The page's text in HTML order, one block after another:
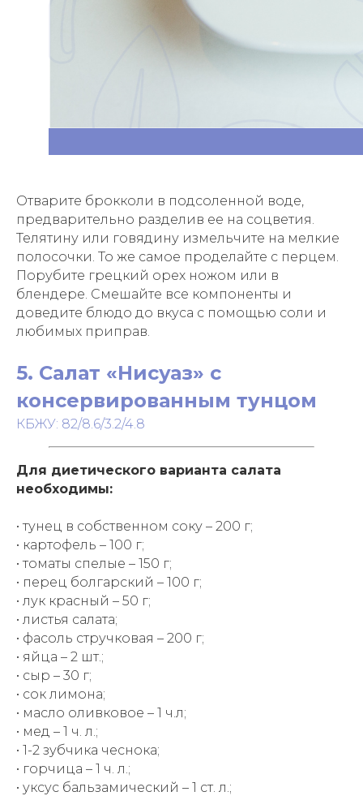
Отварите брокколи в подсоленной воде,
предварительно разделив ее на соцветия.
Телятину или говядину измельчите на мелкие
полосочки. То же самое проделайте с перцем.
Порубите грецкий орех ножом или в
блендере. Смешайте все компоненты и
доведите блюдо до вкуса с помощью соли и
любимых приправ.
5. Салат «Нисуаз» с
консервированным тунцом
КБЖУ: 82/8.6/3.2/4.8
Для диетического варианта салата
необходимы:
• тунец в собственном соку – 200 г;
• картофель – 100 г;
• томаты спелые – 150 г;
• перец болгарский – 100 г;
• лук красный – 50 г;
• листья салата;
• фасоль стручковая – 200 г;
• яйца – 2 шт.;
• сыр – 30 г;
• сок лимона;
• масло оливковое – 1 ч.л;
• мед – 1 ч. л.;
• 1-2 зубчика чеснока;
• горчица – 1 ч. л.;
• уксус бальзамический – 1 ст. л.;